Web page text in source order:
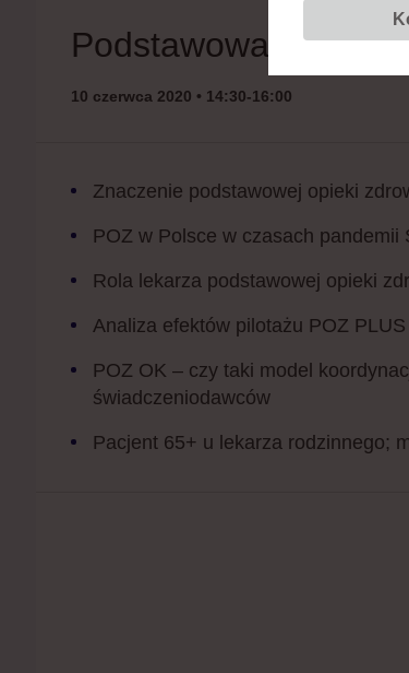
Podstawowa opieka
10 czerwca 2020 • 14:30-16:00
Znaczenie podstawowej opieki
POZ w Polsce w czasach
Rola lekarza podstawowej opieki
Analiza efektów pilotażu POZ
POZ OK – czy taki model
świadczeniodawców
Pacjent 65+ u lekarza rodzinnego;